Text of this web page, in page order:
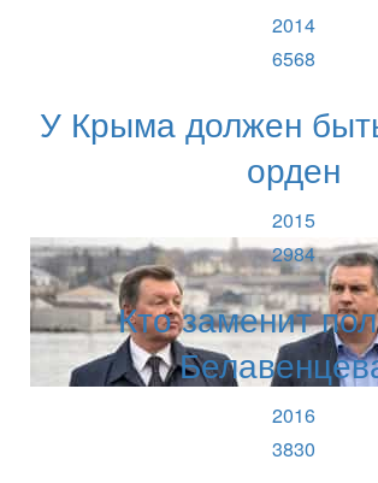
2014
6568
У Крыма должен
орден
2015
2984
Кто заменит
2016
3830